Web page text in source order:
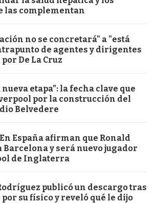
las complementan
no se concretará" a "está
de agentes y dirigentes
De La Cruz
etapa”: la fecha clave que
por la construcción del
Belvedere
En España afirman que Ronald
Barcelona y será nuevo jugador
de Inglaterra
publicó un descargo tras
su físico y reveló qué le dijo